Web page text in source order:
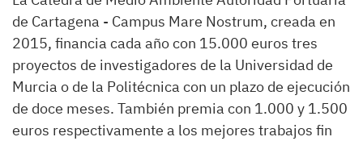
de Cartagena - Campus Mare Nostrum, creada en
2015, financia cada año con 15.000 euros tres
proyectos de investigadores de la Universidad de
Murcia o de la Politécnica con un plazo de ejecución
de doce meses. También premia con 1.000 y 1.500
euros respectivamente a los mejores trabajos fin